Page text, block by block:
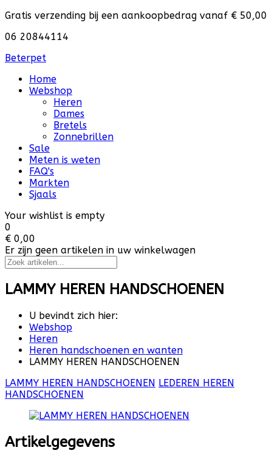
Gratis verzending bij een aankoopbedrag vanaf € 50,00
06 20844114
Beterpet
Home
Webshop
Heren
Dames
Bretels
Zonnebrillen
Sale
Meten is weten
FAQ's
Markten
Sjaals
Your wishlist is empty
0
€ 0,00
Er zijn geen artikelen in uw winkelwagen
LAMMY HEREN HANDSCHOENEN
U bevindt zich hier:
Webshop
Heren
Heren handschoenen en wanten
LAMMY HEREN HANDSCHOENEN
LAMMY HEREN HANDSCHOENEN LEDEREN HEREN
HANDSCHOENEN
Artikelgegevens